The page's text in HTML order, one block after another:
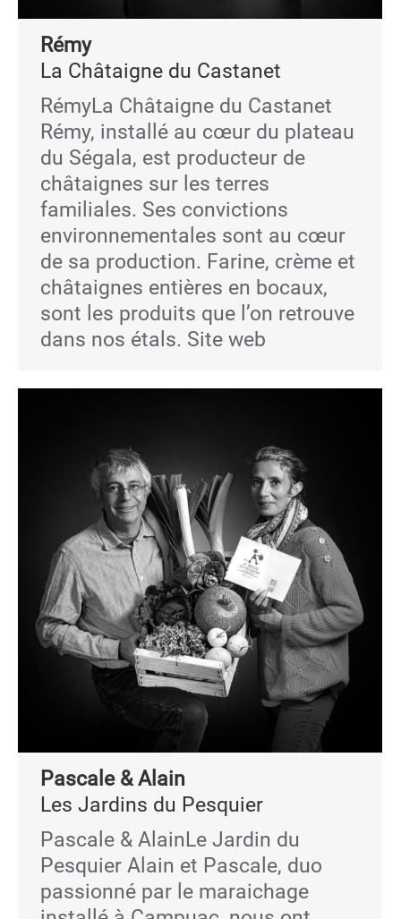
Rémy
La Châtaigne du Castanet
RémyLa Châtaigne du Castanet
Rémy, installé au cœur du plateau
du Ségala, est producteur de
châtaignes sur les terres
familiales. Ses convictions
environnementales sont au cœur
de sa production. Farine, crème et
châtaignes entières en bocaux,
sont les produits que l’on retrouve
dans nos étals. Site web
Pascale & Alain
Les Jardins du Pesquier
Pascale & AlainLe Jardin du
Pesquier Alain et Pascale, duo
passionné par le maraichage